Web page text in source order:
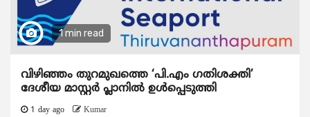
1 min read
വിഴിഞ്ഞം തുറമുഖത്തെ ‘പി.എം ഗതിശക്തി’
ദേശീയ മാസ്റ്റർ പ്ലാനിൽ ഉൾപ്പെടുത്തി
1 day ago Kumar